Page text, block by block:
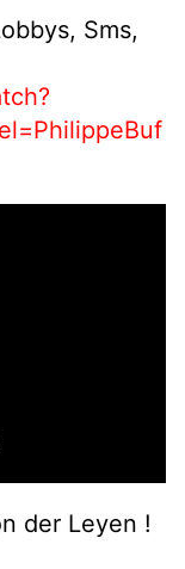
Sms,
der Leyen !